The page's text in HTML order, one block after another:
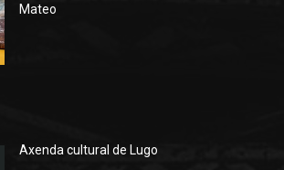
Mateo
Axenda cultural de Lugo